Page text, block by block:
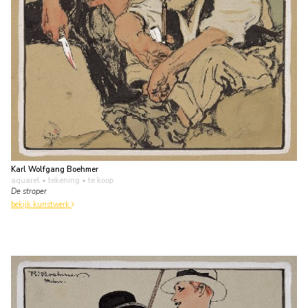
Karl Wolfgang Boehmer
aquarel • tekening • te koop
De stroper
bekijk kunstwerk